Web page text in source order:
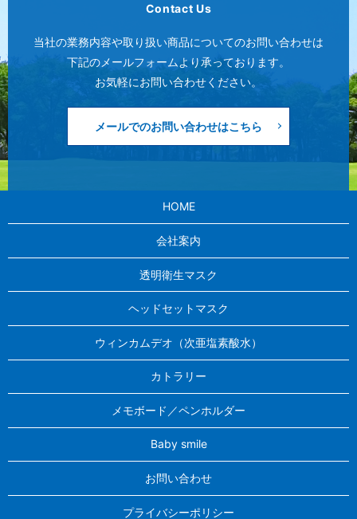
Contact Us
当社の業務内容や取り扱い商品についてのお問い合わせは
下記のメールフォームより承っております。
お気軽にお問い合わせください。
メールでのお問い合わせはこちら
HOME
会社案内
透明衛生マスク
ヘッドセットマスク
ウィンカムデオ（次亜塩素酸水）
カトラリー
メモボード／ペンホルダー
Baby smile
お問い合わせ
プライバシーポリシー